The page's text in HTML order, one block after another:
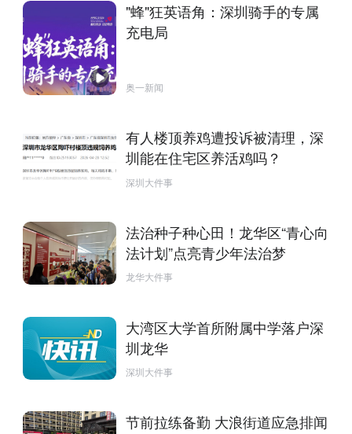
"蜂"狂英语角：深圳骑手的专属
充电局
奥一新闻
有人楼顶养鸡遭投诉被清理，深
圳能在住宅区养活鸡吗？
深圳大件事
法治种子种心田！龙华区“青心向
法计划”点亮青少年法治梦
龙华大件事
大湾区大学首所附属中学落户深
圳龙华
深圳大件事
节前拉练备勤 大浪街道应急排闻